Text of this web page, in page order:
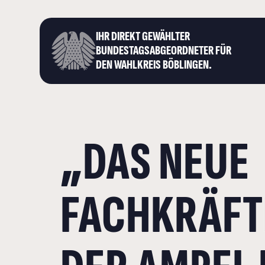
IHR DIREKT GEWÄHLTER
BUNDESTAGS­ABGEORDNETER FÜR
DEN WAHLKREIS BÖBLINGEN.
„DAS NEUE